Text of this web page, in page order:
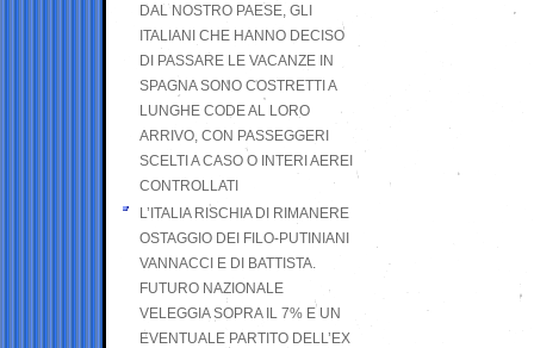
DAL NOSTRO PAESE, GLI
ITALIANI CHE HANNO DECISO
DI PASSARE LE VACANZE IN
SPAGNA SONO COSTRETTI A
LUNGHE CODE AL LORO
ARRIVO, CON PASSEGGERI
SCELTI A CASO O INTERI AEREI
CONTROLLATI
L’ITALIA RISCHIA DI RIMANERE
OSTAGGIO DEI FILO-PUTINIANI
VANNACCI E DI BATTISTA.
FUTURO NAZIONALE
VELEGGIA SOPRA IL 7% E UN
EVENTUALE PARTITO DELL’EX